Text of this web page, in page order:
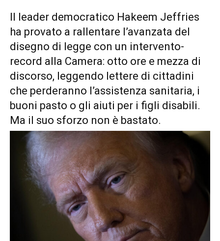
Il leader democratico Hakeem Jeffries
ha provato a rallentare l’avanzata del
disegno di legge con un intervento-
record alla Camera: otto ore e mezza di
discorso, leggendo lettere di cittadini
che perderanno l’assistenza sanitaria, i
buoni pasto o gli aiuti per i figli disabili.
Ma il suo sforzo non è bastato.